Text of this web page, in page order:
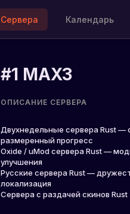
Сервера Календарь
#1 MAX3
ОПИСАНИЕ СЕРВЕРА
Двухнедельные сервера Rust —
размеренный прогресс
Oxide / uMod сервера Rust —
улучшения
Русские сервера Rust —
локализация
Сервера с раздачей скинов Rust